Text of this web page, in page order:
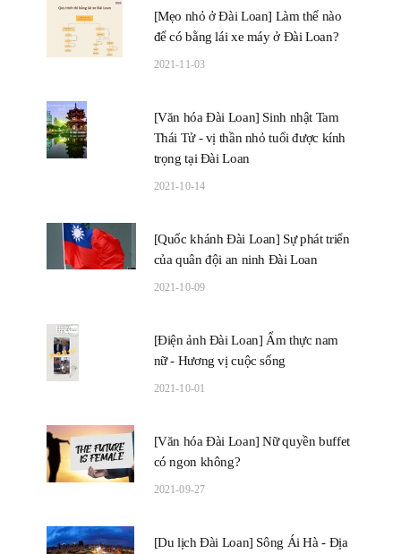
[Mẹo nhỏ ở Đài Loan] Làm thế nào
để có bằng lái xe máy ở Đài Loan?
2021-11-03
[Văn hóa Đài Loan] Sinh nhật Tam
Thái Tử - vị thần nhỏ tuổi được kính
trọng tại Đài Loan
2021-10-14
[Quốc khánh Đài Loan] Sự phát triển
của quân đội an ninh Đài Loan
2021-10-09
[Điện ảnh Đài Loan] Ẩm thực nam
nữ - Hương vị cuộc sống
2021-10-01
[Văn hóa Đài Loan] Nữ quyền buffet
có ngon không?
2021-09-27
[Du lịch Đài Loan] Sông Ái Hà - Địa